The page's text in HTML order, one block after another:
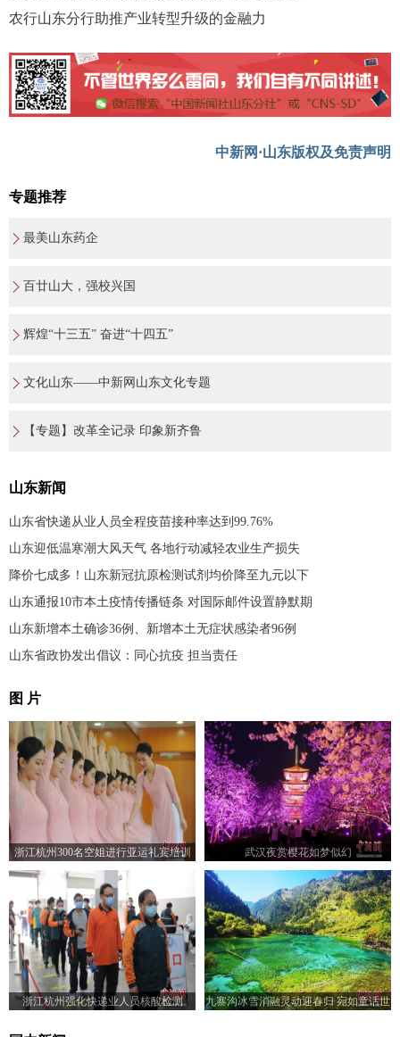
农行山东分行助推产业转型升级的金融力
中新网·山东版权及免责声明
专题推荐
最美山东药企
百廿山大，强校兴国
辉煌“十三五” 奋进“十四五”
文化山东——中新网山东文化专题
【专题】改革全记录 印象新齐鲁
山东新闻
山东省快递从业人员全程疫苗接种率达到99.76%
山东迎低温寒潮大风天气 各地行动减轻农业生产损失
降价七成多！山东新冠抗原检测试剂均价降至九元以下
山东通报10市本土疫情传播链条 对国际邮件设置静默期
山东新增本土确诊36例、新增本土无症状感染者96例
山东省政协发出倡议：同心抗疫 担当责任
图 片
浙江杭州300名空姐进行亚运礼宾培训 武汉夜赏樱花如梦似幻
浙江杭州强化快递业人员核酸检测
九寨沟冰雪消融灵动迎春归 宛如童话世